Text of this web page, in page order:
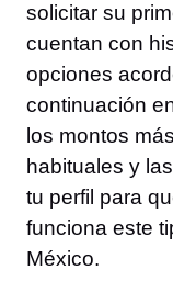
solicitar su
cuentan con
opciones
continuación
los montos
habituales y
tu perfil para
funciona este
México.